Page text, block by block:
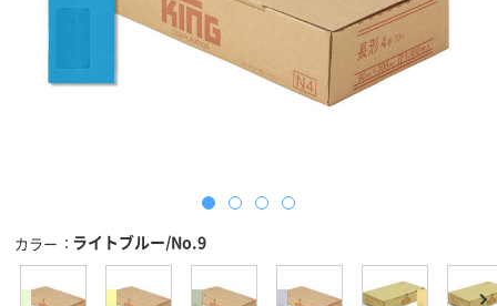
カラー ライトブルー/No.9